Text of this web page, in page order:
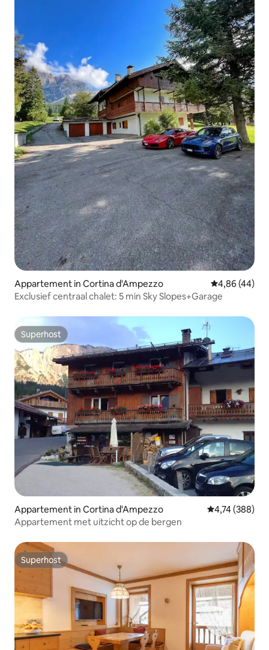
Appartement in Cortina d'Ampezzo Gemiddelde
4,86 (44)
Exclusief centraal chalet: 5 min Sky Slopes+Garage
Superhost
Superhost
Appartement in Cortina d'Ampezzo Gemiddelde
4,74 (388)
Appartement met uitzicht op de bergen
Superhost
Superhost